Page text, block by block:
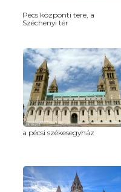
Pécs központi tere, a
Széchenyi tér
a pécsi székesegyház